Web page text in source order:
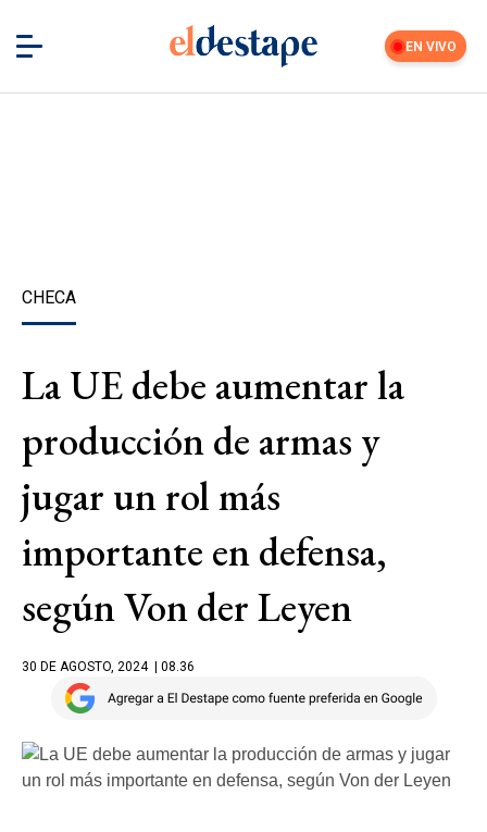
EN VIVO
CHECA
La UE debe aumentar la
producción de armas y
jugar un rol más
importante en defensa,
según Von der Leyen
30 DE AGOSTO, 2024 | 08.36